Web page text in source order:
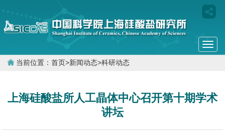
当前位置： 首页>新闻动态>科研动态
上海硅酸盐所人工晶体中心召开第十期学术
讲坛